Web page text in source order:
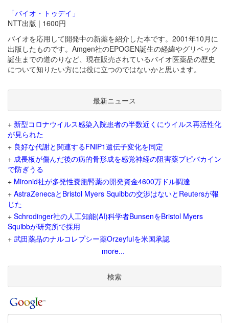
「バイオ・トゥデイ」
NTT出版 | 1600円
バイオを応用して開発中の新薬を紹介した本です。2001年10月に
出版したものです。Amgen社のEPOGEN誕生の経緯やグリベック
誕生までの道のりなど、現在販売されているバイオ医薬品の歴史
について知りたい方には役に立つのではないかと思います。
最新ニュース
+ 新型コロナウイルス感染入院患者の半数近くにウイルス再活性化
が見られた
+ 良好な代謝と関連するFNIP1遺伝子変化を同定
+ 成長板が傷んだ後の病的骨形成を感覚神経の阻害薬ブピバカイン
で防ぎうる
+ Mironid社が多発性嚢胞腎薬の開発資金4600万ドル調達
+ AstraZenecaとBristol Myers Squibbの交渉はないとReutersが報
じた
+ Schrodinger社の人工知能(AI)科学者BunsenをBristol Myers
Squibbが研究所で採用
+ 武田薬品のナルコレプシー薬Orzeyfulを米国承認
more...
検索